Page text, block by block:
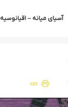
آسیای میانه – اقیانوسیه